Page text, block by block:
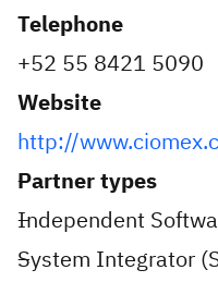
Telephone
+52 55 8421 5090
Website
http://
Partner types
Independent
System Integrator